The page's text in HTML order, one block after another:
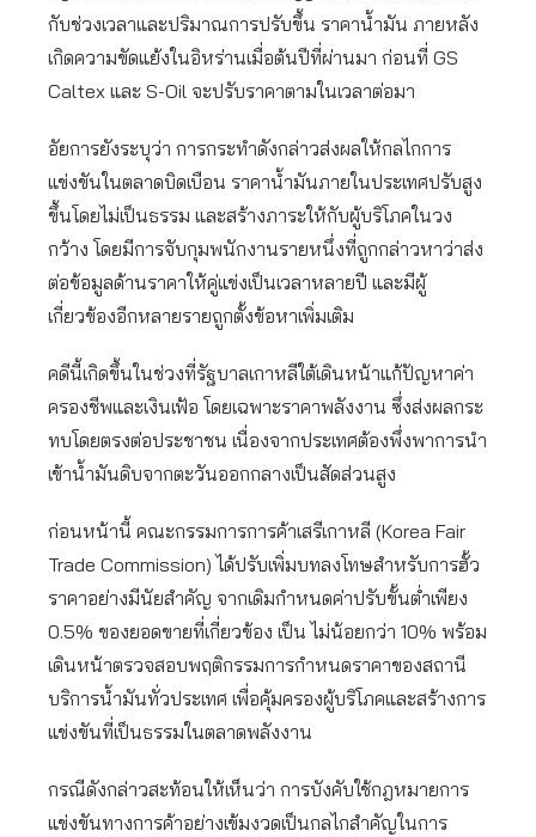
กับช่วงเวลาและปริมาณการปรับขึ้น ราคาน้ำมัน ภายหลัง
เกิดความขัดแย้งในอิหร่านเมื่อต้นปีที่ผ่านมา ก่อนที่ GS
Caltex และ S-Oil จะปรับราคาตามในเวลาต่อมา
อัยการยังระบุว่า การกระทำดังกล่าวส่งผลให้กลไกการ
แข่งขันในตลาดบิดเบือน ราคาน้ำมันภายในประเทศปรับสูง
ขึ้นโดยไม่เป็นธรรม และสร้างภาระให้กับผู้บริโภคในวง
กว้าง โดยมีการจับกุมพนักงานรายหนึ่งที่ถูกกล่าวหาว่าส่ง
ต่อข้อมูลด้านราคาให้คู่แข่งเป็นเวลาหลายปี และมีผู้
เกี่ยวข้องอีกหลายรายถูกตั้งข้อหาเพิ่มเติม
คดีนี้เกิดขึ้นในช่วงที่รัฐบาลเกาหลีใต้เดินหน้าแก้ปัญหาค่า
ครองชีพและเงินเฟ้อ โดยเฉพาะราคาพลังงาน ซึ่งส่งผลกระ
ทบโดยตรงต่อประชาชน เนื่องจากประเทศต้องพึ่งพาการนำ
เข้าน้ำมันดิบจากตะวันออกกลางเป็นสัดส่วนสูง
ก่อนหน้านี้ คณะกรรมการการค้าเสรีเกาหลี (Korea Fair
Trade Commission) ได้ปรับเพิ่มบทลงโทษสำหรับการฮั้ว
ราคาอย่างมีนัยสำคัญ จากเดิมกำหนดค่าปรับขั้นต่ำเพียง
0.5% ของยอดขายที่เกี่ยวข้อง เป็น ไม่น้อยกว่า 10% พร้อม
เดินหน้าตรวจสอบพฤติกรรมการกำหนดราคาของสถานี
บริการน้ำมันทั่วประเทศ เพื่อคุ้มครองผู้บริโภคและสร้างการ
แข่งขันที่เป็นธรรมในตลาดพลังงาน
กรณีดังกล่าวสะท้อนให้เห็นว่า การบังคับใช้กฎหมายการ
แข่งขันทางการค้าอย่างเข้มงวดเป็นกลไกสำคัญในการ